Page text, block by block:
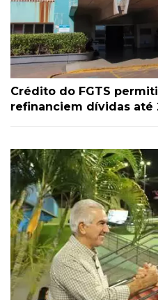
Crédito do FGTS
refinanciem dívidas até